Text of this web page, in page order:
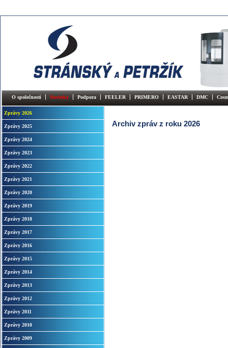
O společnosti Novinky Podpora FEELER PRIMERO EASTAR DMC
Zprávy 2026
Zprávy 2025
Zprávy 2024
Zprávy 2023
Zprávy 2022
Zprávy 2021
Zprávy 2020
Zprávy 2019
Zprávy 2018
Zprávy 2017
Zprávy 2016
Zprávy 2015
Zprávy 2014
Zprávy 2013
Zprávy 2012
Zprávy 2011
Zprávy 2010
Zprávy 2009
Archiv zpráv z roku 2026